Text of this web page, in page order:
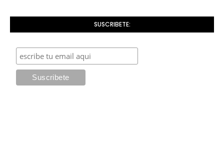
SUSCRIBETE: